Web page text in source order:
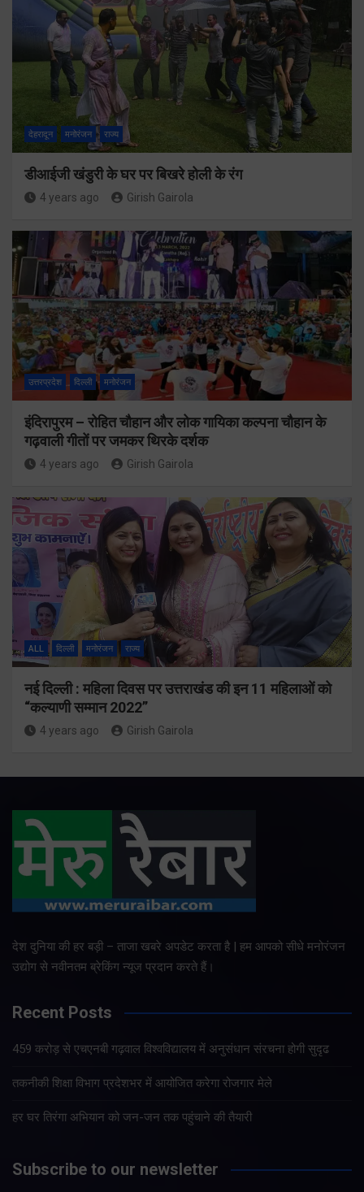
देहरादून मनोरंजन राज्य
डीआईजी खंडुरी के घर पर बिखरे होली के रंग
4 years ago Girish Gairola
उत्तरप्रदेश दिल्ली मनोरंजन
इंदिरापुरम – रोहित चौहान और लोक गायिका कल्पना चौहान के
गढ़वाली गीतों पर जमकर थिरके दर्शक
4 years ago Girish Gairola
ALL दिल्ली मनोरंजन राज्य
नई दिल्ली : महिला दिवस पर उत्तराखंड की इन 11 महिलाओं को
“कल्याणी सम्मान 2022”
4 years ago Girish Gairola
देश दुनिया की हर बड़ी – ताजा खबरे अपडेट करता है | हम आपको सीधे मनोरंजन
उद्योग से नवीनतम ब्रेकिंग न्यूज प्रदान करते हैं।
Recent Posts
459 करोड़ से एचएनबी गढ़वाल विश्वविद्यालय में अनुसंधान संरचना होगी सुदृढ
तकनीकी शिक्षा विभाग प्रदेशभर में आयोजित करेगा रोजगार मेले
हर घर तिरंगा अभियान को जन-जन तक पहुंचाने की तैयारी
Subscribe to our newsletter